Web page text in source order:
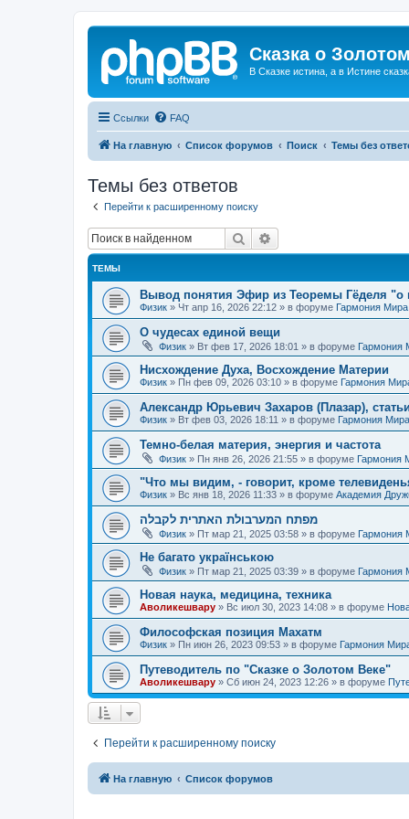
Сказка о
В Сказке истина, а в Истине
Ссылки FAQ
На главную Список форумов Поиск Темы без
Темы без ответов
Перейти к расширенному поиску
Поиск
ТЕМЫ
Вывод понятия Эфир из Теоремы Гёделя "о
Физик » Чт апр 16, 2026 22:12 » в форуме Гармония Мира
О чудесах единой вещи
Физик » Вт фев 17, 2026 18:01 » в форуме Гармония
Нисхождение Духа, Восхождение Материи
Физик » Пн фев 09, 2026 03:10 » в форуме Гармония
Александр Юрьевич Захаров (Плазар), статьи
Физик » Вт фев 03, 2026 18:11 » в форуме Гармония Мира
Темно-белая материя, энергия и частота
Физик » Пн янв 26, 2026 21:55 » в форуме Гармония
"Что мы видим, - говорит, кроме
Физик » Вс янв 18, 2026 11:33 » в форуме Академия
מפתח המערבולת האתרית לקבלה
Физик » Пт мар 21, 2025 03:58 » в форуме Гармония
Не багато українською
Физик » Пт мар 21, 2025 03:39 » в форуме Гармония
Новая наука, медицина, техника
Аволикешвару » Вс июл 30, 2023 14:08 » в форуме
Философская позиция Махатм
Физик » Пн июн 26, 2023 09:53 » в форуме Гармония
Путеводитель по "Сказке о Золотом Веке"
Аволикешвару » Сб июн 24, 2023 12:26 » в форуме
Перейти к расширенному поиску
На главную Список форумов